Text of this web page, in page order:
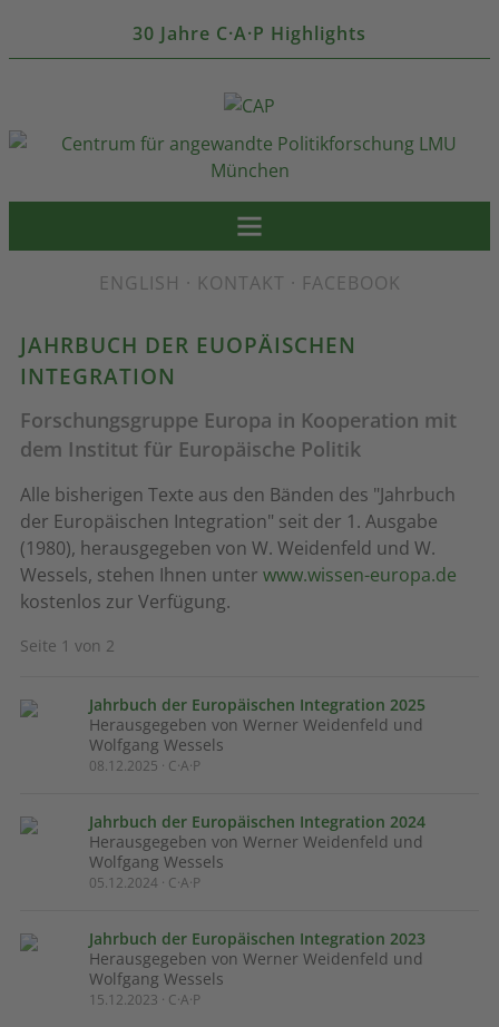
30 Jahre C·A·P Highlights
ENGLISH · KONTAKT · FACEBOOK
JAHRBUCH DER EUOPÄISCHEN
INTEGRATION
Forschungsgruppe Europa in Kooperation mit
dem Institut für Europäische Politik
Alle bisherigen Texte aus den Bänden des "Jahrbuch
der Europäischen Integration" seit der 1. Ausgabe
(1980), herausgegeben von W. Weidenfeld und W.
Wessels, stehen Ihnen unter www.wissen-europa.de
kostenlos zur Verfügung.
Seite 1 von 2
Jahrbuch der Europäischen Integration 2025
Herausgegeben von Werner Weidenfeld und
Wolfgang Wessels
08.12.2025 · C·A·P
Jahrbuch der Europäischen Integration 2024
Herausgegeben von Werner Weidenfeld und
Wolfgang Wessels
05.12.2024 · C·A·P
Jahrbuch der Europäischen Integration 2023
Herausgegeben von Werner Weidenfeld und
Wolfgang Wessels
15.12.2023 · C·A·P